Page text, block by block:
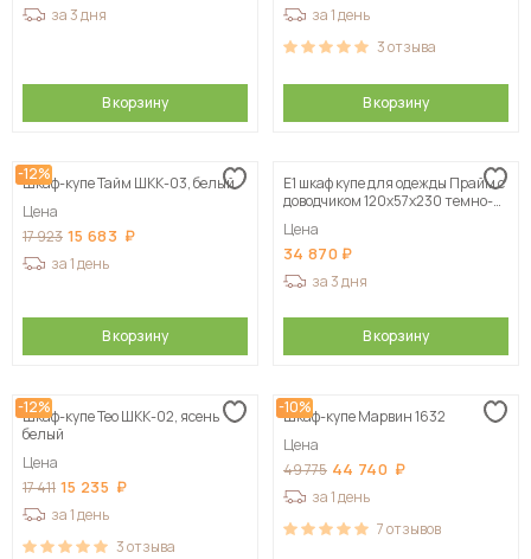
за 3 дня
В корзину
за 1 день
3отзыва
В корзину
-12%
Шкаф-купе Тайм ШКК-03, белый
Цена
17 923 15 683
за 1 день
В корзину
Е1 шкаф купе для одежды Прайм с
доводчиком 120x57x230 темно-
Цена
34 870
за 3 дня
В корзину
-12%
Шкаф-купе Тео ШКК-02, ясень
белый
Цена
17 411 15 235
за 1 день
3отзыва
-10%
Шкаф-купе Марвин 1632
Цена
49 775 44 740
за 1 день
7отзывов